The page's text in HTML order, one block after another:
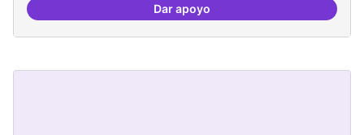
Dar apoyoFestival feminisme digital